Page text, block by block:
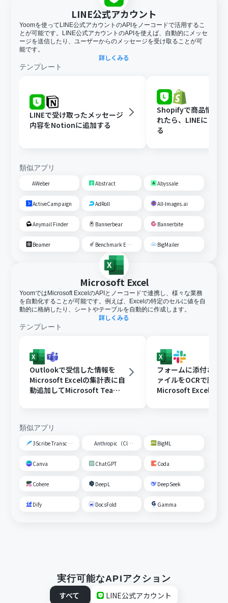
LINE公式アカウント
Yoomを使ってLINE公式アカウントのAPIをノーコードで活用するこ
とが可能です。LINE公式アカウントのAPIを使えば、自動的にメッセ
ージを送信したり、ユーザーからのメッセージを受け取ることが可
能です。
詳しくみる
テンプレート
LINEで受け取ったメッセージ
内容をNotionに追加する
Shopifyで商品情報が
れたら、LINEに自動
る
類似アプリ
AWeber Abstract Abyssale
ActiveCampaign AdRoll All-Images.ai
Anymail Finder Bannerbear Bannerbite
Beamer Benchmark Email BigMailer
Microsoft Excel
YoomではMicrosoft ExcelのAPIとノーコードで連携し、様々な業務
を自動化することが可能です。例えば、Excelの特定のセルに値を自
動的に格納したり、シートやテーブルを自動的に作成します。
詳しくみる
テンプレート
Outlookで受信した情報を
Microsoft Excelの集計表に自
動追加してMicrosoft Teams
フォームに添付され
ァイルをOCRで読み
Microsoft Excelに格
類似アプリ
3Scribe Transcription Anthropic（Claude） BigML
Canva ChatGPT Coda
Cohere DeepL DeepSeek
Dify DocsFold Gamma
実行可能なAPIアクション
すべて
LINE公式アカウント